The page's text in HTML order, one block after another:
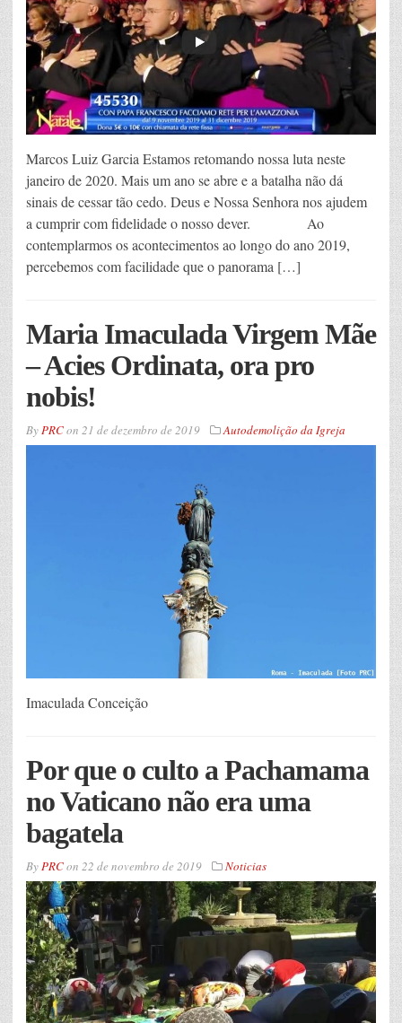
Marcos Luiz Garcia Estamos retomando nossa luta neste
janeiro de 2020. Mais um ano se abre e a batalha não dá
sinais de cessar tão cedo. Deus e Nossa Senhora nos ajudem
a cumprir com fidelidade o nosso dever. Ao
contemplarmos os acontecimentos ao longo do ano 2019,
percebemos com facilidade que o panorama […]
Maria Imaculada Virgem Mãe
– Acies Ordinata, ora pro
nobis!
ByPRCon 21 de dezembro de 2019 Autodemolição da Igreja
Imaculada Conceição
Por que o culto a Pachamama
no Vaticano não era uma
bagatela
ByPRCon 22 de novembro de 2019 Noticias